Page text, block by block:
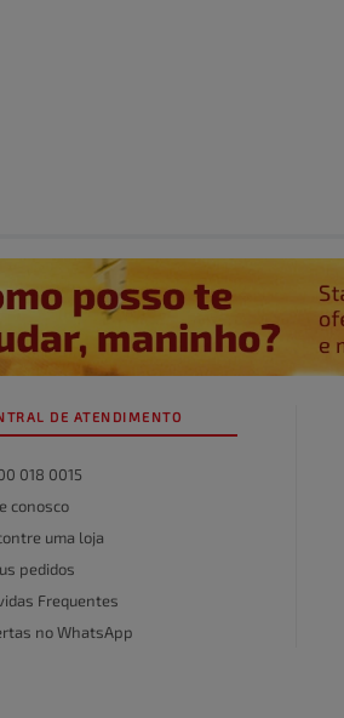
DE ATENDIMENTO
018 0015
conosco
uma loja
pedidos
Frequentes
no WhatsApp